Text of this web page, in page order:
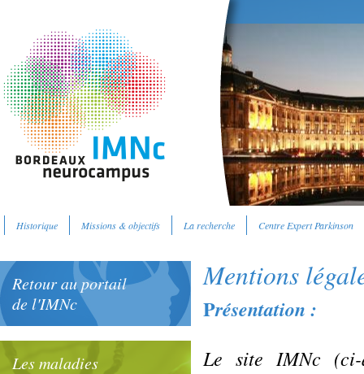
Historique Missions & objectifs La recherche Centre Expert Parkinson
Retour au portail
de l'IMNc
Les maladies
Mentions
Présentation :
Le site IMNc